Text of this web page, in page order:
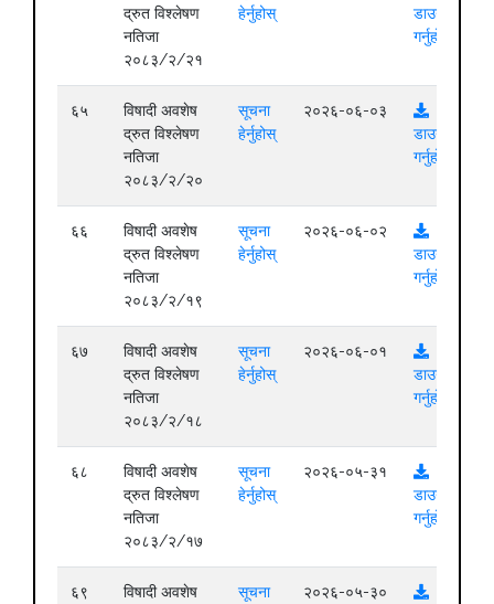
द्रुत विश्लेषण
नतिजा
२०८३/२/२१
हेर्नुहोस्
डाउनलोड
गर्नुहोस्
६५
विषादी अवशेष
द्रुत विश्लेषण
नतिजा
२०८३/२/२०
सूचना
हेर्नुहोस्
२०२६-०६-०३
डाउनलोड
गर्नुहोस्
६६
विषादी अवशेष
द्रुत विश्लेषण
नतिजा
२०८३/२/१९
सूचना
हेर्नुहोस्
२०२६-०६-०२
डाउनलोड
गर्नुहोस्
६७
विषादी अवशेष
द्रुत विश्लेषण
नतिजा
२०८३/२/१८
सूचना
हेर्नुहोस्
२०२६-०६-०१
डाउनलोड
गर्नुहोस्
६८
विषादी अवशेष
द्रुत विश्लेषण
नतिजा
२०८३/२/१७
सूचना
हेर्नुहोस्
२०२६-०५-३१
डाउनलोड
गर्नुहोस्
६९
विषादी अवशेष
सूचना
२०२६-०५-३०